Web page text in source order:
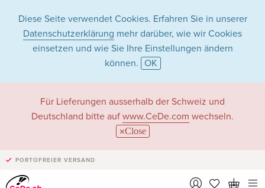
Diese Seite verwendet Cookies. Erfahren Sie in unserer
Datenschutzerklärung mehr darüber, wie wir Cookies
einsetzen und wie Sie Ihre Einstellungen ändern
können. OK
Für Lieferungen ausserhalb der Schweiz und
Deutschland bitte auf www.CeDe.com wechseln.
Close
PORTOFREIER VERSAND